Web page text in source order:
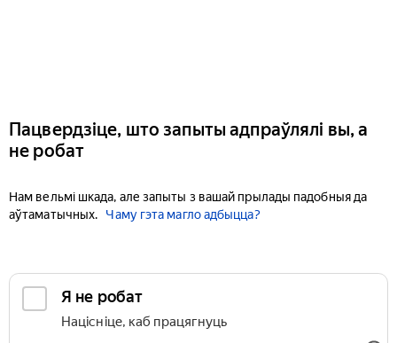
Пацвердзіце, што запыты адпраўлялі вы, а
не робат
Нам вельмі шкада, але запыты з вашай прылады падобныя да
аўтаматычных.
Чаму гэта магло адбыцца?
Я не робат
Націсніце, каб працягнуць